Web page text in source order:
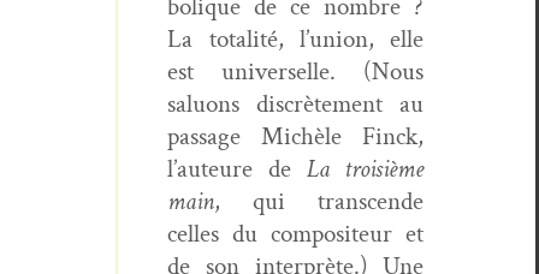
bol­ique de ce nom­bre ?
La total­ité, l’union, elle
est uni­verselle. (Nous
salu­ons dis­crète­ment au
pas­sage Michèle Finck,
l’auteure de La troisième
main, qui tran­scende
celles du com­pos­i­teur et
de son inter­prète.) Une